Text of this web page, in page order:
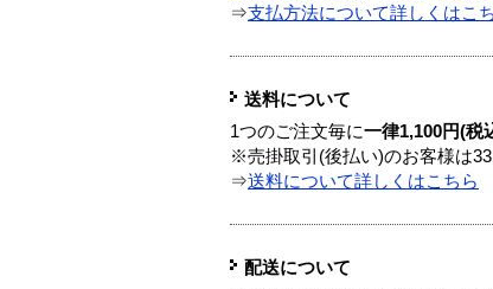
⇒支払方法について詳しくはこ
送料について
1つのご注文毎に一律1,100円(税
※売掛取引(後払い)のお客様は
⇒送料について詳しくはこちら
配送について